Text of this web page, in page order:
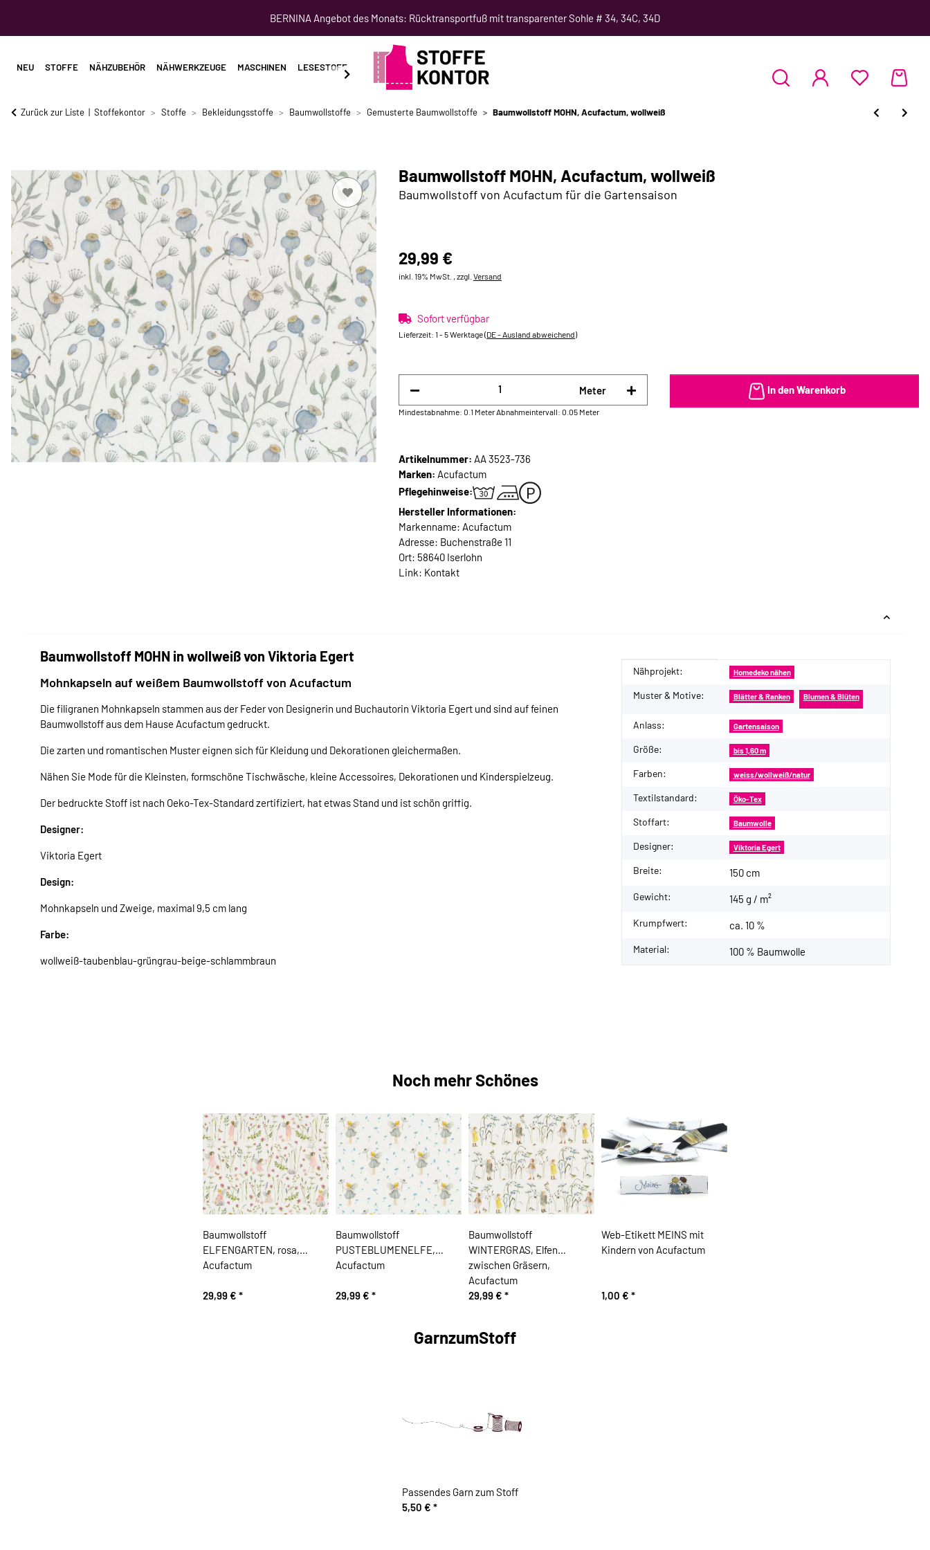
BERNINA Angebot des Monats: Rücktransportfuß mit transparenter Sohle # 34, 34C, 34D
NEU STOFFE NÄHZUBEHÖR NÄHWERKZEUGE MASCHINEN LESESTOFF SCHNITTMUSTER NÄHKURSE
Zurück zur Liste Stoffekontor Stoffe Bekleidungsstoffe Baumwollstoffe Gemusterte Baumwollstoffe Baumwollstoff MOHN, Acufactum, wollweiß
Baumwollstoff MOHN, Acufactum, wollweiß
Baumwollstoff von Acufactum für die Gartensaison
29,99 €
inkl. 19% MwSt. , zzgl. Versand
Sofort verfügbar
Lieferzeit: 1 - 5 Werktage(DE - Ausland abweichend)
Meter
Mindestabnahme: 0.1 MeterAbnahmeintervall: 0.05 Meter
In den Warenkorb
Artikelnummer: AA 3523-736
Marken: Acufactum
Pflegehinweise:
Hersteller Informationen:
Markenname: Acufactum
Adresse: Buchenstraße 11
Ort: 58640 Iserlohn
Link: Kontakt
Baumwollstoff MOHN in wollweiß von Viktoria Egert
Mohnkapseln auf weißem Baumwollstoff von Acufactum
Die filigranen Mohnkapseln stammen aus der Feder von Designerin und Buchautorin Viktoria Egert und sind auf feinen
Baumwollstoff aus dem Hause Acufactum gedruckt.
Die zarten und romantischen Muster eignen sich für Kleidung und Dekorationen gleichermaßen.
Nähen Sie Mode für die Kleinsten, formschöne Tischwäsche, kleine Accessoires, Dekorationen und Kinderspielzeug.
Der bedruckte Stoff ist nach Oeko-Tex-Standard zertifiziert, hat etwas Stand und ist schön griffig.
Designer:
Viktoria Egert
Design:
Mohnkapseln und Zweige, maximal 9,5 cm lang
Farbe:
wollweiß-taubenblau-grüngrau-beige-schlammbraun
Produkteigenschaft
Wert
Nähprojekt: Homedeko nähen
Muster & Motive: Blätter & Ranken Blumen & Blüten
Anlass: Gartensaison
Größe: bis 1,60 m
Farben: weiss/wollweiß/natur
Textilstandard: Öko-Tex
Stoffart: Baumwolle
Designer: Viktoria Egert
Breite: 150 cm
Gewicht: 145 g / m²
Krumpfwert: ca. 10 %
Material: 100 % Baumwolle
Noch mehr Schönes
Baumwollstoff
ELFENGARTEN, rosa,
Acufactum
29,99 € *
Baumwollstoff
PUSTEBLUMENELFE,
Acufactum
29,99 € *
Baumwollstoff
WINTERGRAS, Elfen
zwischen Gräsern,
Acufactum
29,99 € *
Web-Etikett MEINS mit
Kindern von Acufactum
1,00 € *
GarnzumStoff
Passendes Garn zum Stoff
5,50 € *